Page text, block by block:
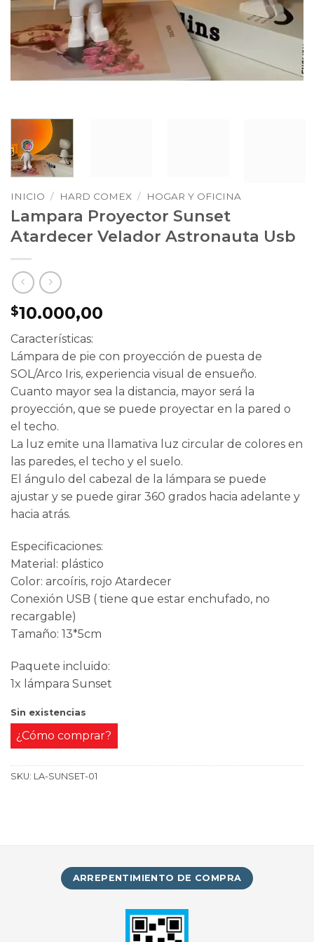
INICIO / HARD COMEX / HOGAR Y OFICINA
Lampara Proyector Sunset
Atardecer Velador Astronauta Usb
$10.000,00
Características:
Lámpara de pie con proyección de puesta de
SOL/Arco Iris, experiencia visual de ensueño.
Cuanto mayor sea la distancia, mayor será la
proyección, que se puede proyectar en la pared o
el techo.
La luz emite una llamativa luz circular de colores en
las paredes, el techo y el suelo.
El ángulo del cabezal de la lámpara se puede
ajustar y se puede girar 360 grados hacia adelante y
hacia atrás.
Especificaciones:
Material: plástico
Color: arcoíris, rojo Atardecer
Conexión USB ( tiene que estar enchufado, no
recargable)
Tamaño: 13*5cm
Paquete incluido:
1x lámpara Sunset
Sin existencias
¿Cómo comprar?
SKU: LA-SUNSET-01
ARREPENTIMIENTO DE COMPRA